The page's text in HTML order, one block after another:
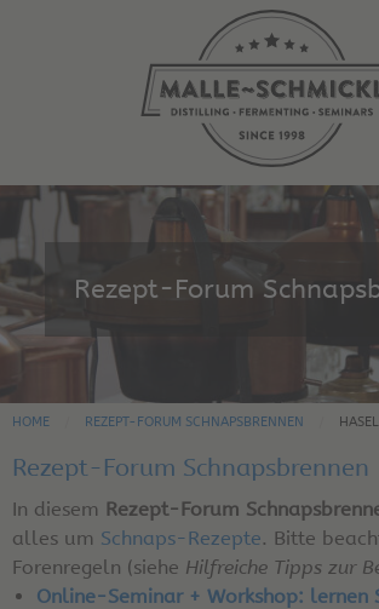
Rezept-Forum
HOME REZEPT-FORUM SCHNAPSBRENNEN
Rezept-Forum Schnapsbrennen
In diesem Rezept-Forum
alles um Schnaps-Rezepte. Bitte
Forenregeln (siehe Hilfreiche Tipps zur
Online-Seminar + Workshop: lernen